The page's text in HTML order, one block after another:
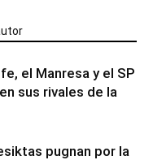
el Manresa y el SP
sus rivales de la
pugnan por la